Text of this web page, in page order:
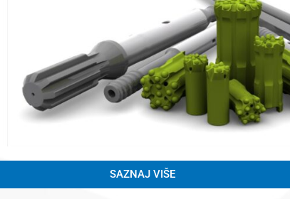
SAZNAJ VIŠE